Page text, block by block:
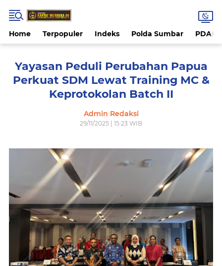
Home Terpopuler Indeks Polda Sumbar PDAM
Yayasan Peduli Perubahan Papua
Perkuat SDM Lewat Training MC &
Keprotokolan Batch II
Admin Redaksi
29/11/2025 | 15:23 WIB